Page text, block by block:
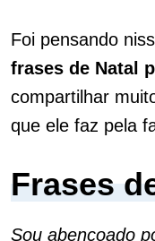
Foi pensando
frases de Natal
compartilhar
que ele faz pela
Frases
Sou abençoado